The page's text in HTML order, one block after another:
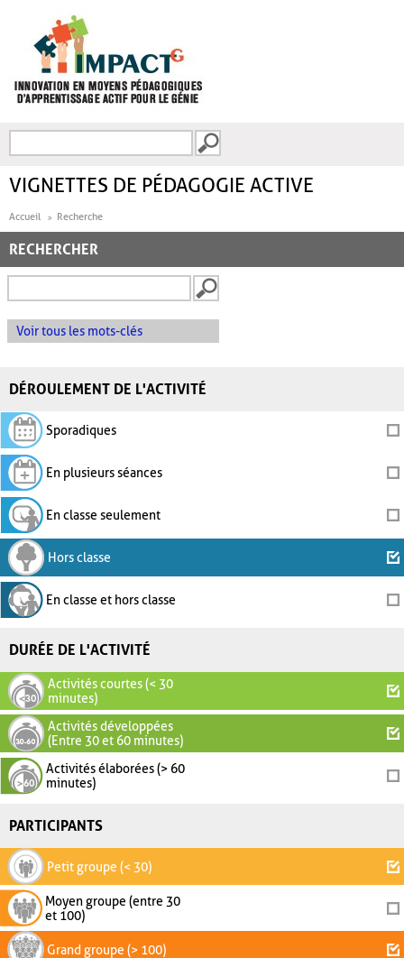
FORMULAIRE DE
VIGNETTES DE PÉDAGOGIE ACTIVE
Accueil Recherche
RECHERCHER
Voir tous les mots-clés
DÉROULEMENT DE L'ACTIVITÉ
Sporadiques
En plusieurs séances
En classe seulement
Hors classe
En classe et hors classe
DURÉE DE L'ACTIVITÉ
Activités courtes (< 30
minutes)
Activités développées
(Entre 30 et 60 minutes)
Activités élaborées (> 60
minutes)
PARTICIPANTS
Petit groupe (< 30)
Moyen groupe (entre 30
et 100)
Grand groupe (> 100)